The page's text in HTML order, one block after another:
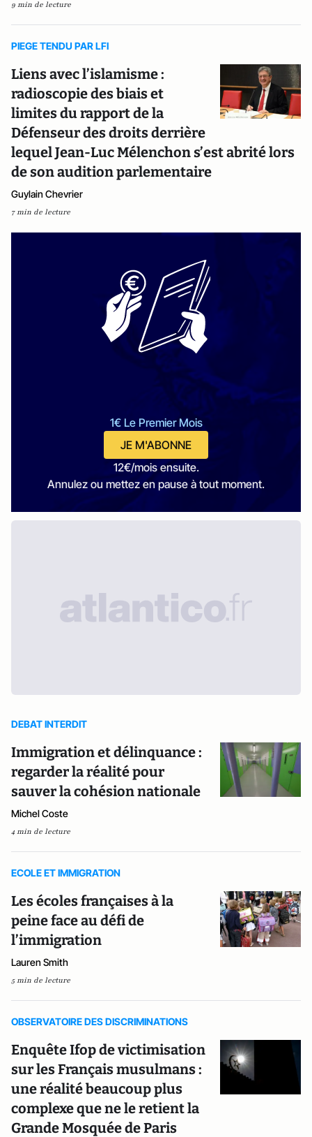
9 min de lecture
PIEGE TENDU PAR LFI
Liens avec l’islamisme :
radioscopie des biais et
limites du rapport de la
Défenseur des droits derrière
lequel Jean-Luc Mélenchon s’est abrité lors
de son audition parlementaire
Guylain Chevrier
7 min de lecture
1€ Le Premier Mois
JE M'ABONNE
12€/mois ensuite.
Annulez ou mettez en pause à tout moment.
DEBAT INTERDIT
Immigration et délinquance :
regarder la réalité pour
sauver la cohésion nationale
Michel Coste
4 min de lecture
ECOLE ET IMMIGRATION
Les écoles françaises à la
peine face au défi de
l’immigration
Lauren Smith
5 min de lecture
OBSERVATOIRE DES DISCRIMINATIONS
Enquête Ifop de victimisation
sur les Français musulmans :
une réalité beaucoup plus
complexe que ne le retient la
Grande Mosquée de Paris